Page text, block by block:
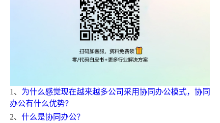
1、 为什么感觉现在越来越多公司采用协同办公模式，协同
办公有什么优势？
2、 什么是协同办公？